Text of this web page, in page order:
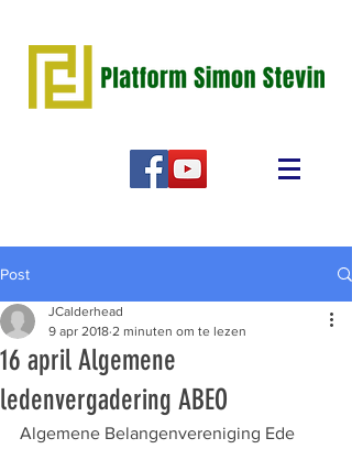
Post
16 april Algemene
ledenvergadering ABEO
JCalderhead
9 apr 2018 2 minuten om te lezen
Algemene Belangenvereniging Ede